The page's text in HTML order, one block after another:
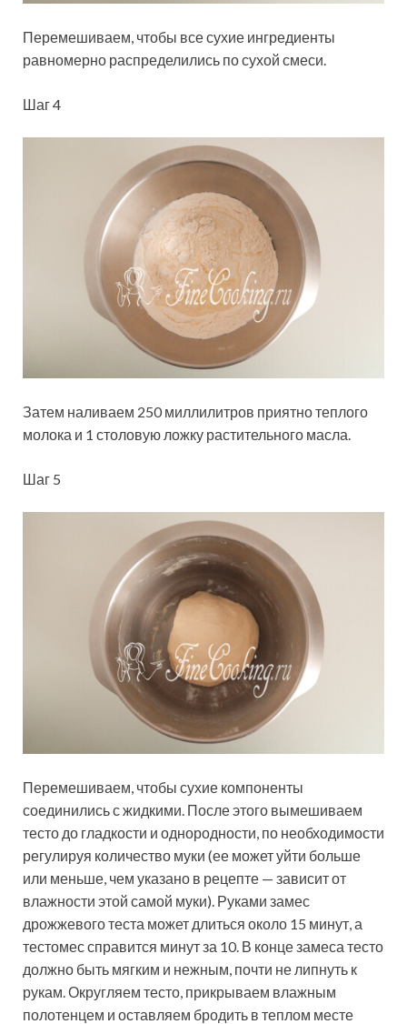
Перемешиваем, чтобы все сухие ингредиенты
равномерно распределились по сухой смеси.
Шаг 4
Затем наливаем 250 миллилитров приятно теплого
молока и 1 столовую ложку растительного масла.
Шаг 5
Перемешиваем, чтобы сухие компоненты
соединились с жидкими. После этого вымешиваем
тесто до гладкости и однородности, по необходимости
регулируя количество муки (ее может уйти больше
или меньше, чем указано в рецепте — зависит от
влажности этой самой муки). Руками замес
дрожжевого теста может длиться около 15 минут, а
тестомес справится минут за 10. В конце замеса тесто
должно быть мягким и нежным, почти не липнуть к
рукам. Округляем тесто, прикрываем влажным
полотенцем и оставляем бродить в теплом месте